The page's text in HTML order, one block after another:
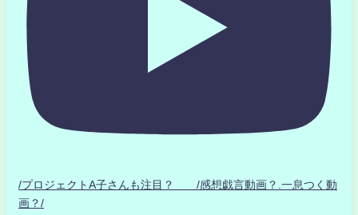
/プロジェクトA子さんも注目？ /感想戯言動画？.一息つく動
画？/